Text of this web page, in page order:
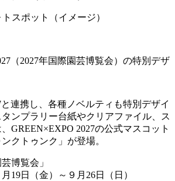
スポット（イメージ）
（2027年国際園芸博覧会）の特別デザ
連携し、各種ノベルティも特別デザイ
ンプラリー台紙やクリアファイル、ス
GREEN×EXPO 2027の公式マスコット
クトゥンク」が登場。
博覧会」
19日（金）～９月26日（日）